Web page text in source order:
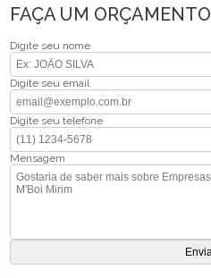
FAÇA UM ORÇAMENTO
Digite seu nome
Digite seu email
Digite seu telefone
Mensagem